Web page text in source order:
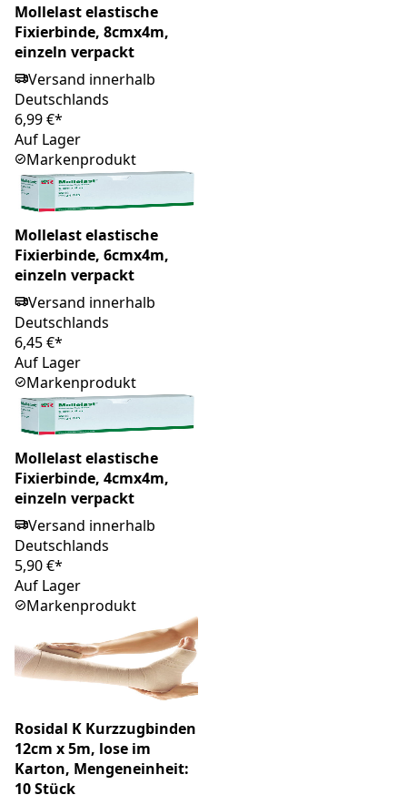
Mollelast elastische
Fixierbinde, 8cmx4m,
einzeln verpackt
Versand innerhalb
Deutschlands
6,99 €*
Auf Lager
Markenprodukt
Mollelast elastische
Fixierbinde, 6cmx4m,
einzeln verpackt
Versand innerhalb
Deutschlands
6,45 €*
Auf Lager
Markenprodukt
Mollelast elastische
Fixierbinde, 4cmx4m,
einzeln verpackt
Versand innerhalb
Deutschlands
5,90 €*
Auf Lager
Markenprodukt
Rosidal K Kurzzugbinden
12cm x 5m, lose im
Karton, Mengeneinheit:
10 Stück